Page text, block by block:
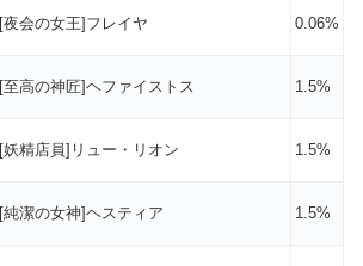
[夜会の女王]フレイヤ 0.06%
[至高の神匠]ヘファイストス 1.5%
[妖精店員]リュー・リオン 1.5%
[純潔の女神]ヘスティア 1.5%